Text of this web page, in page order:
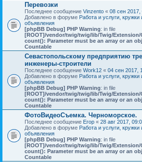
Перевозки
Последнее сообщение Vinzento « 08 сен 2017,
Добавлено в форуме Работа и услуги,
объявления
[phpBB Debug] PHP Warning: in file
[ROOT]/vendor/twig/twig/lib/Twig/Extension/
count(): Parameter must be an array or an
Countable
Севастопольскому предприятию
инженеры-строители
Последнее сообщение Work12 « 04 сен 2017,
Добавлено в форуме Работа и услуги,
объявления
[phpBB Debug] PHP Warning: in file
[ROOT]/vendor/twig/twig/lib/Twig/Extension/
count(): Parameter must be an array or an
Countable
ФотоВидеоСъемка. Черноморское.
Последнее сообщение Егор « 28 авг 2017,
Добавлено в форуме Работа и услуги,
объявления
[phpBB Debug] PHP Warning: in file
[ROOT]/vendor/twig/twig/lib/Twig/Extension/
count(): Parameter must be an array or an
Countable